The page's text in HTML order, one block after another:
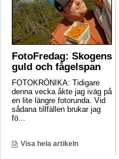
FotoFredag: Skogens
guld och fågelspan
FOTOKRÖNIKA: Tidigare
denna vecka åkte jag iväg på
en lite längre fotorunda. Vid
sådana tillfällen brukar jag
fö...
Visa hela artikeln